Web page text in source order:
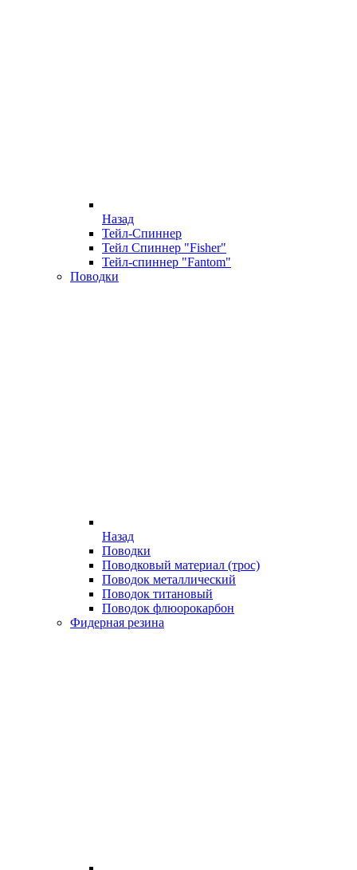
Назад
Тейл-Спиннер
Тейл Спиннер "Fisher"
Тейл-спиннер "Fantom"
Поводки
Назад
Поводки
Поводковый материал (трос)
Поводок металлический
Поводок титановый
Поводок флюорокарбон
Фидерная резина